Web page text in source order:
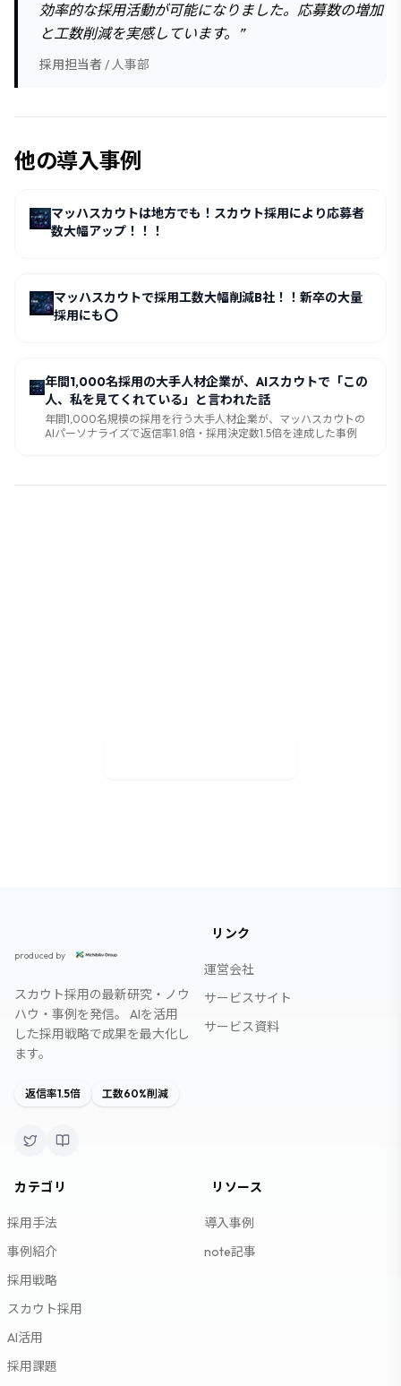
効率的な採用活動が可能になりました。応募数の増加
と工数削減を実感しています。
”
採用担当者/ 人事部
他の導入事例
マッハスカウトは地方でも！スカウト採用により応募者
数大幅アップ！！！
マッハスカウトで採用工数大幅削減B社！！新卒の大量
採用にも⭕️
年間1,000名採用の大手人材企業が、AIスカウトで「この
人、私を見てくれている」と言われた話
年間1,000名規模の採用を行う大手人材企業が、マッハスカウトの
AIパーソナライズで返信率1.8倍・採用決定数1.5倍を達成した事例
produced by
スカウト採用の最新研究・ノウ
ハウ・事例を発信。 AIを活用
した採用戦略で成果を最大化し
ます。
返信率1.5倍 工数60%削減
リンク
運営会社
サービスサイト
サービス資料
カテゴリ
採用手法
事例紹介
採用戦略
スカウト採用
AI活用
採用課題
リソース
導入事例
note記事